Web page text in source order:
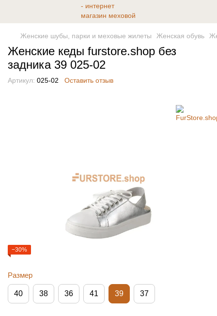
Женские шубы, парки и меховые жилеты Женская обувь
Женские кеды furstore.shop без
задника 39 025-02
Артикул: 025-02 Оставить отзыв
−30%
Размер
40 38 36 41 39 37